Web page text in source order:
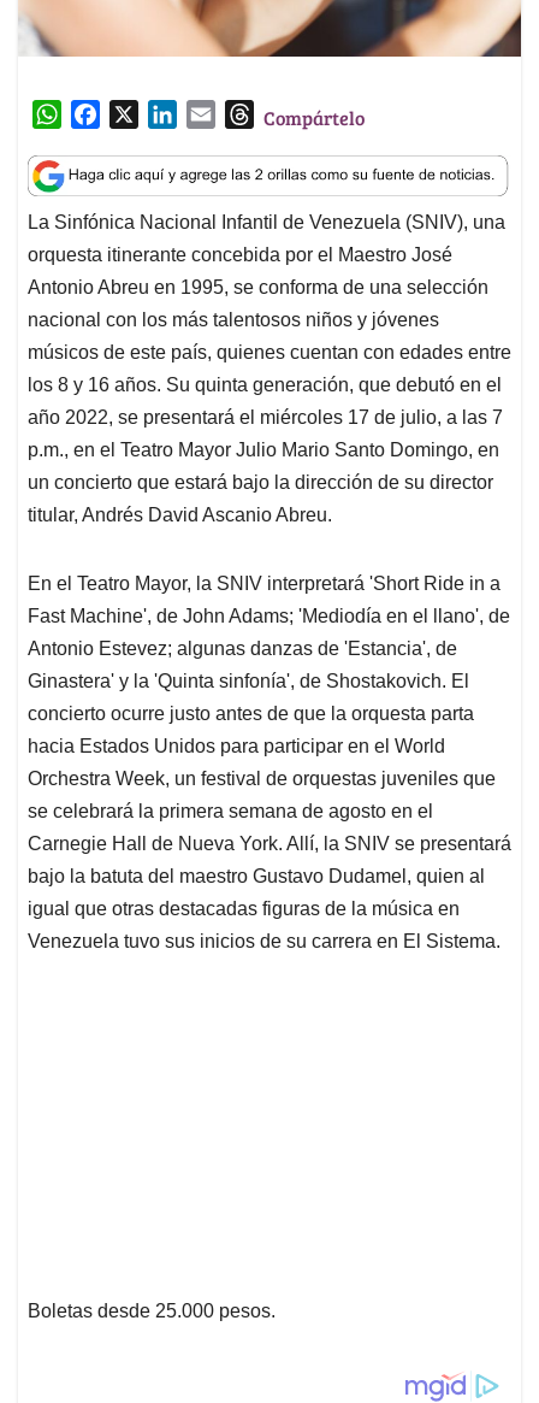
W
a
t
s
A
p
p
c
e
b
o
o
k
n
k
e
d
I
n
a
i
T
r
e
a
d
s
Compártelo
La Sinfónica Nacional Infantil de Venezuela (SNIV), una
orquesta itinerante concebida por el Maestro José
Antonio Abreu en 1995, se conforma de una selección
nacional con los más talentosos niños y jóvenes
músicos de este país, quienes cuentan con edades entre
los 8 y 16 años. Su quinta generación, que debutó en el
año 2022, se presentará el miércoles 17 de julio, a las 7
p.m., en el Teatro Mayor Julio Mario Santo Domingo, en
un concierto que estará bajo la dirección de su director
titular, Andrés David Ascanio Abreu.
En el Teatro Mayor, la SNIV interpretará 'Short Ride in a
Fast Machine', de John Adams; 'Mediodía en el llano', de
Antonio Estevez; algunas danzas de 'Estancia', de
Ginastera' y la 'Quinta sinfonía', de Shostakovich. El
concierto ocurre justo antes de que la orquesta parta
hacia Estados Unidos para participar en el World
Orchestra Week, un festival de orquestas juveniles que
se celebrará la primera semana de agosto en el
Carnegie Hall de Nueva York. Allí, la SNIV se presentará
bajo la batuta del maestro Gustavo Dudamel, quien al
igual que otras destacadas figuras de la música en
Venezuela tuvo sus inicios de su carrera en El Sistema.
Boletas desde 25.000 pesos.